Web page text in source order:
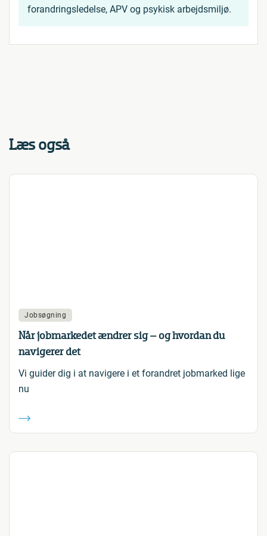
forandringsledelse, APV og psykisk arbejdsmiljø.
Læs også
Jobsøgning
Når jobmarkedet ændrer sig – og hvordan du
navigerer det
Vi guider dig i at navigere i et forandret jobmarked lige
nu